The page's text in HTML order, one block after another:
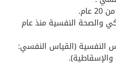
والصحة النفسية منذ عام
النفسية (القياس النفسي:
والإسقاطية).